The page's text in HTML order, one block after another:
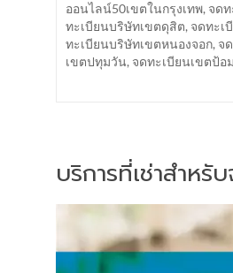
ออนไลน์50เขตในกรุงเทพ, จด
ทะเบียนบริษัทเขตดุสิต, จดทะเ
ทะเบียนบริษัทเขตหนองจอก, จ
เขตปทุมวัน, จดทะเบียนเขตป้อ
บริการที่เช่าสำห